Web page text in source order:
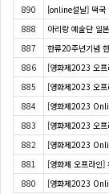
890
[online설날] 떡국
888
아리랑 예술단 일
887
한류20주년기념
886
[영화제2023 오
885
[영화제2023 오프
884
[영화제2023
883
[영화제2023 오프
882
[영화제2023
881
[영화제 오프라인]
880
[영화제2023